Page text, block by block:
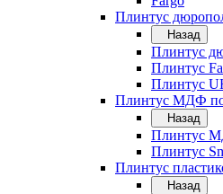
Плинтус
Назад
Плинтус
Плинтус
Плинтус
Плинтус МДФ
Назад
Плинтус
Плинтус
Плинтус
Назад